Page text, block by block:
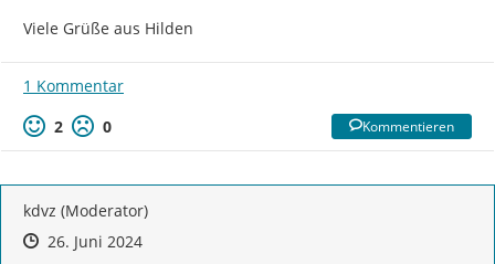
Viele Grüße aus Hilden
1 Kommentar
2
0 Kommentieren
kdvz (Moderator)
Zeitpunkt des Erstellens
Zeitpunkt des Erstellens
26. Juni 2024Zur Äußerung